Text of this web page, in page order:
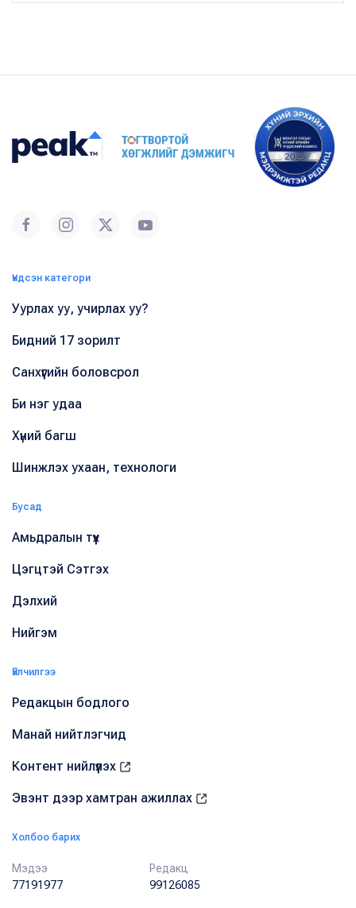
Үндсэн категори
Уурлах уу, учирлах уу?
Бидний 17 зорилт
Санхүүгийн боловсрол
Би нэг удаа
Хүний багш
Шинжлэх ухаан, технологи
Бусад
Амьдралын түүх
Цэгцтэй Сэтгэх
Дэлхий
Нийгэм
Үйлчилгээ
Редакцын бодлого
Манай нийтлэгчид
Контент нийлүүлэх
Эвэнт дээр хамтран ажиллах
Холбоо барих
Мэдээ
77191977
Редакц
99126085